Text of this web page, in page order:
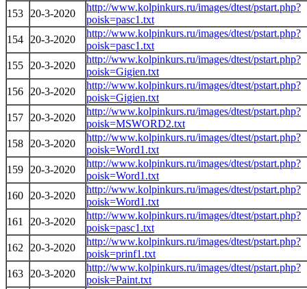
153
20-3-2020
http://www.kolpinkurs.ru/images/dtest/pstart.php?
poisk=pasc1.txt
154
20-3-2020
http://www.kolpinkurs.ru/images/dtest/pstart.php?
poisk=pasc1.txt
155
20-3-2020
http://www.kolpinkurs.ru/images/dtest/pstart.php?
poisk=Gigien.txt
156
20-3-2020
http://www.kolpinkurs.ru/images/dtest/pstart.php?
poisk=Gigien.txt
157
20-3-2020
http://www.kolpinkurs.ru/images/dtest/pstart.php?
poisk=MSWORD2.txt
158
20-3-2020
http://www.kolpinkurs.ru/images/dtest/pstart.php?
poisk=Word1.txt
159
20-3-2020
http://www.kolpinkurs.ru/images/dtest/pstart.php?
poisk=Word1.txt
160
20-3-2020
http://www.kolpinkurs.ru/images/dtest/pstart.php?
poisk=Word1.txt
161
20-3-2020
http://www.kolpinkurs.ru/images/dtest/pstart.php?
poisk=pasc1.txt
162
20-3-2020
http://www.kolpinkurs.ru/images/dtest/pstart.php?
poisk=prinf1.txt
163
20-3-2020
http://www.kolpinkurs.ru/images/dtest/pstart.php?
poisk=Paint.txt